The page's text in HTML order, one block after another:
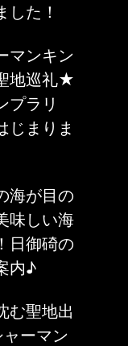
した！
マンキン
地巡礼★
プラリ
まりま
海が目の
味しい海
日御碕の
内♪
む聖地出
ーマン